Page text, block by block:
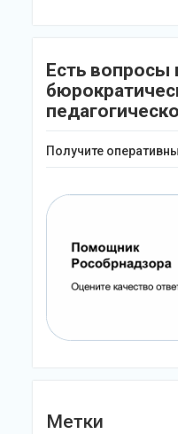
Есть вопросы
Получите
Метки